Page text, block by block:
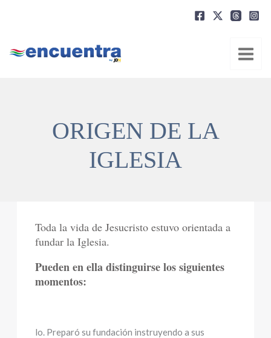
ORIGEN DE LA
IGLESIA
Toda la vida de Jesucristo estuvo orientada a
fundar la Iglesia.
Pueden en ella distinguirse los siguientes
momentos:
lo. Preparó su fundación instruyendo a sus